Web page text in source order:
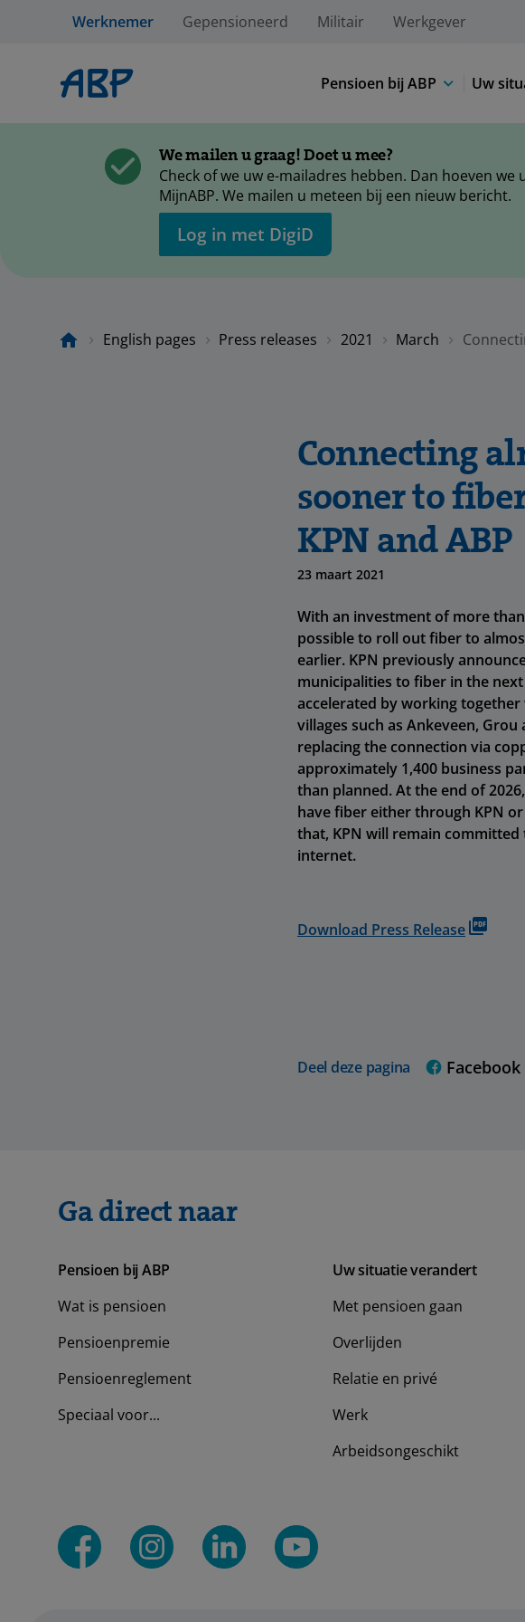
Werknemer Gepensioneerd Militair Werkgever
Pensioen bij ABP Uw
We mailen u graag! Doet u mee?
Check of we uw e-mailadres hebben. Dan hoeven
MijnABP. We mailen u meteen bij een nieuw bericht.
Log in met DigiD
English pages Press releases 2021 March
Connecting
sooner to
KPN and ABP
23 maart 2021
With an investment of more
possible to roll out fiber to
earlier. KPN previously
municipalities to fiber in the
accelerated by working together
villages such as Ankeveen,
replacing the connection via
approximately 1,400 business
than planned. At the end of
have fiber either through KPN
that, KPN will remain
internet.
Download Press Release
Deel deze pagina Facebook
Ga direct naar
Pensioen bij ABP
Wat is pensioen
Pensioenpremie
Pensioenreglement
Speciaal voor...
Uw situatie verandert
Met pensioen gaan
Overlijden
Relatie en privé
Werk
Arbeidsongeschikt